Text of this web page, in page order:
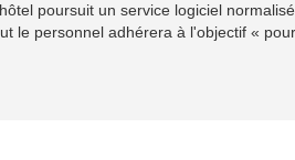
poursuit un service logiciel
personnel adhérera à l'objectif «